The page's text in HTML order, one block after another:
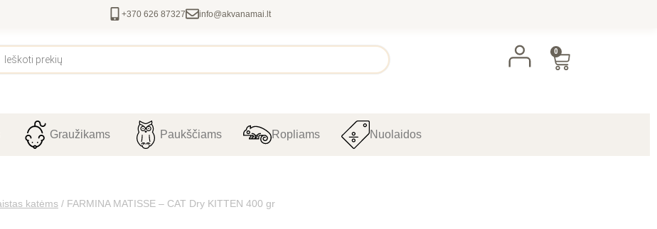
+370 626 87327 info@akvanamai.lt
0
Graužikams Paukščiams Ropliams Nuolaidos
katėms / FARMINA MATISSE – CAT Dry KITTEN 400 gr